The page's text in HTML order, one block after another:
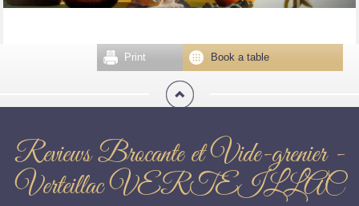
Book a table
Print
Reviews Brocante et Vide-grenier -
Verteillac VERTEILLAC